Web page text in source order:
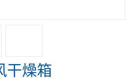
干燥箱